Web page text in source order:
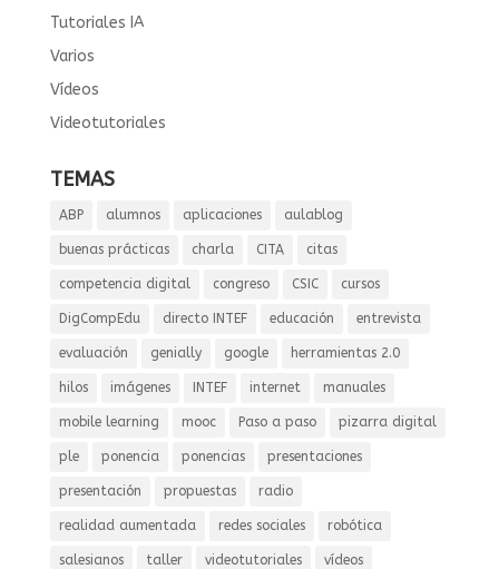
Tutoriales IA
Varios
Vídeos
Videotutoriales
TEMAS
ABP alumnos aplicaciones aulablog
buenas prácticas charla CITA citas
competencia digital congreso CSIC cursos
DigCompEdu directo INTEF educación entrevista
evaluación genially google herramientas 2.0
hilos imágenes INTEF internet manuales
mobile learning mooc Paso a paso pizarra digital
ple ponencia ponencias presentaciones
presentación propuestas radio
realidad aumentada redes sociales robótica
salesianos taller videotutoriales vídeos